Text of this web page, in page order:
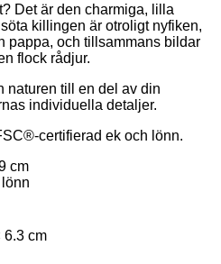
Det är den charmiga, lilla
killingen är otroligt nyfiken,
pappa, och tillsammans bildar
flock rådjur.
naturen till en del av din
individuella detaljer.
certifierad ek och lönn.
cm
6.3 cm